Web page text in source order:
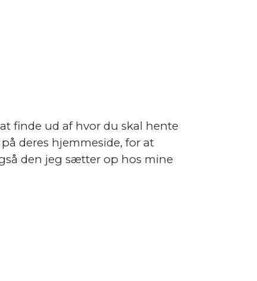
finde ud af hvor du skal hente
deres hjemmeside, for at
den jeg sætter op hos mine